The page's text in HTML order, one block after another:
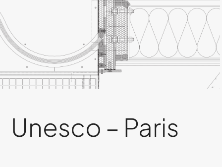
Unesco – Paris